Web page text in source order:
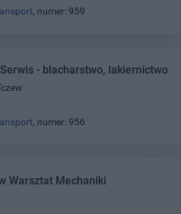
, numer: 959
- blacharstwo, lakiernictwo
, numer: 956
Warsztat Mechaniki